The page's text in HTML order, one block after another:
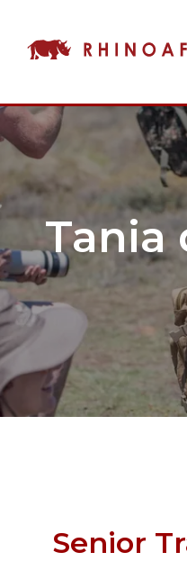
Tania
Senior